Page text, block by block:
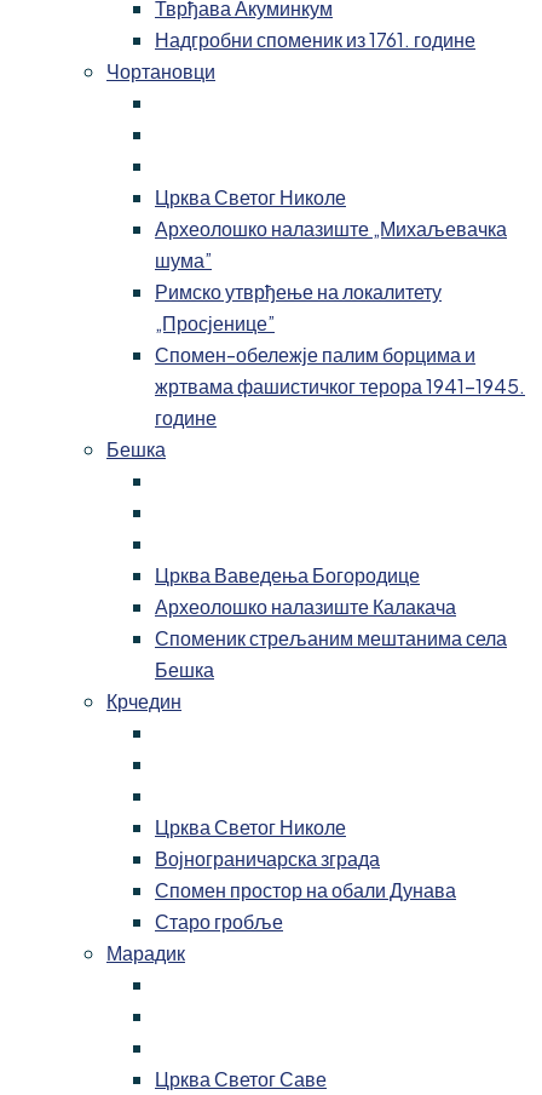
Тврђава Акуминкум
Надгробни споменик из 1761. године
Чортановци
Црква Светог Николе
Археолошко налазиште „Михаљевачка
шума”
Римско утврђење на локалитету
„Просјенице”
Спомен-обележје палим борцима и
жртвама фашистичког терора 1941-1945.
године
Бешка
Црква Ваведења Богородице
Археолошко налазиште Калакача
Споменик стрељаним мештанима села
Бешка
Крчедин
Црква Светог Николе
Војнограничарска зграда
Спомен простор на обали Дунава
Старо гробље
Марадик
Црква Светог Саве